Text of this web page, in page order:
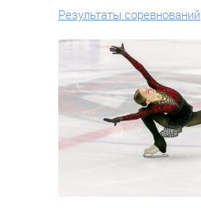
Результаты соревнований